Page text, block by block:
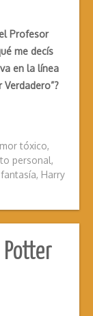
Profesor
me decís
en la línea
tóxico,
personal,
fantasía, Harry